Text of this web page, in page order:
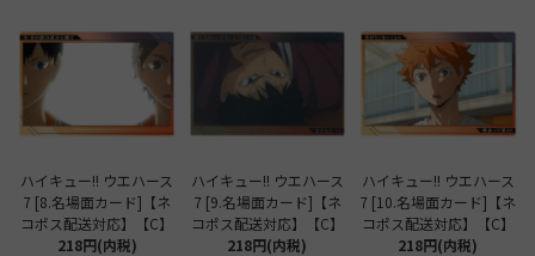
ハイキュー!! ウエハース
7 [8.名場面カード]【ネ
コポス配送対応】【C】
218円(内税)
ハイキュー!! ウエハース
7 [9.名場面カード]【ネ
コポス配送対応】【C】
218円(内税)
ハイキュー!! ウエハース
7 [10.名場面カード]【ネ
コポス配送対応】【C】
218円(内税)